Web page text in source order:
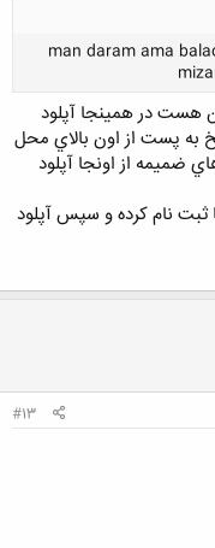
man daram ama
هست در همينجا آپلود
به پست از اون بالاي محل
از اونجا آپلود
ثبت نام كرده و سپس آپلود
#13